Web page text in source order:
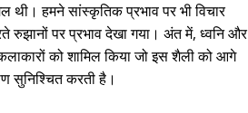
थी। हमने सांस्कृतिक प्रभाव पर भी विचार
रुझानों पर प्रभाव देखा गया। अंत में, ध्वनि और
को शामिल किया जो इस शैली को आगे
सुनिश्चित करती है।